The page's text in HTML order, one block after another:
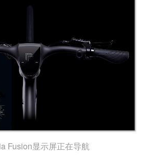
Fusion显示屏正在导航